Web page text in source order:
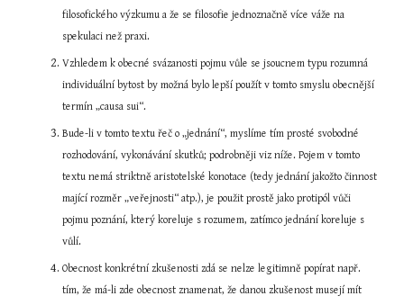
filosofického výzkumu a že se filosofie jednoznačně více váže na
spekulaci než praxi.
Vzhledem k obecné svázanosti pojmu vůle se jsoucnem typu rozumná
individuální bytost by možná bylo lepší použít v tomto smyslu obecnější
termín „causa sui“.
Bude-li v tomto textu řeč o „jednání“, myslíme tím prosté svobodné
rozhodování, vykonávání skutků; podrobněji viz níže. Pojem v tomto
textu nemá striktně aristotelské konotace (tedy jednání jakožto činnost
mající rozměr „veřejnosti“ atp.), je použit prostě jako protipól vůči
pojmu poznání, který koreluje s rozumem, zatímco jednání koreluje s
vůlí.
Obecnost konkrétní zkušenosti zdá se nelze legitimně popírat např.
tím, že má-li zde obecnost znamenat, že danou zkušenost musejí mít